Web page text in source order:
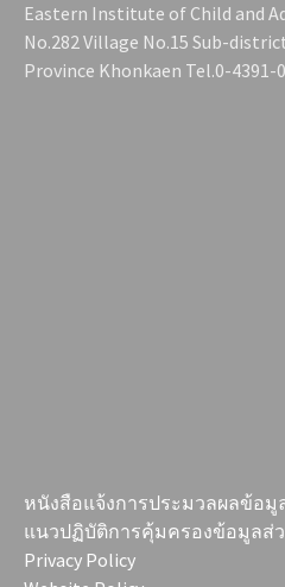
Eastern Institute of Child and
No.282 Village No.15 Sub-
Province Khonkaen Tel.0-4391-
หนังสือแจ้งการประมวลผลข้อ
แนวปฏิบัติการคุ้มครองข้อมูลส่
Privacy Policy